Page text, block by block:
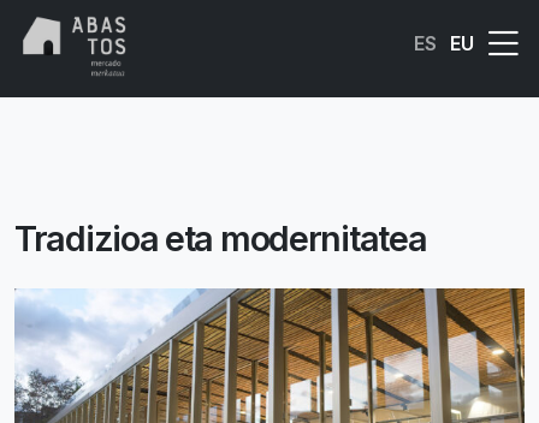
Skip to main content
ES
EU
Tradizioa eta modernitatea